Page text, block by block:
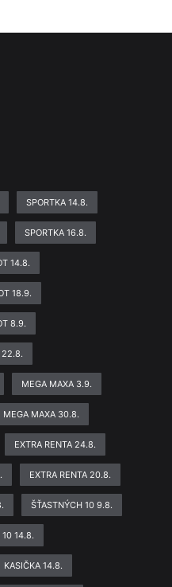
SPORTKA 14.8.
SPORTKA 16.8.
14.8.
18.9.
8.9.
22.8.
MEGA MAXA 3.9.
MEGA MAXA 30.8.
EXTRA RENTA 24.8.
EXTRA RENTA 20.8.
ŠŤASTNÝCH 10 9.8.
10 14.8.
KASIČKA 14.8.